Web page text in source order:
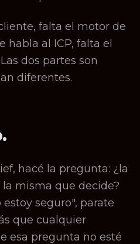
falta el motor de
habla al ICP, falta el
dos partes son
diferentes.
hacé la pregunta: ¿la
misma que decide?
seguro", parate
que cualquier
esa pregunta no esté